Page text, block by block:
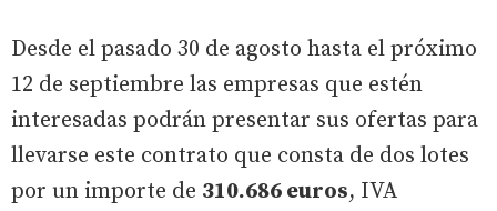
Desde el pasado 30 de agosto hasta el próximo
12 de septiembre las empresas que estén
interesadas podrán presentar sus ofertas para
llevarse este contrato que consta de dos lotes
por un importe de 310.686 euros, IVA